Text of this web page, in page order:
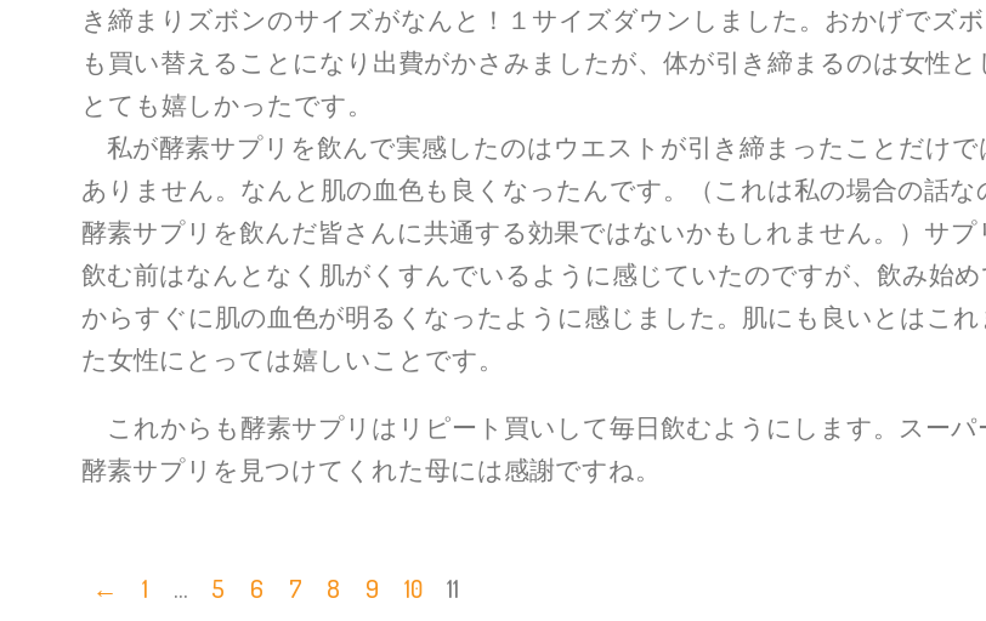
き締まりズボンのサイズがなんと！１サイズダウンしました。おかげでズ
も買い替えることになり出費がかさみましたが、体が引き締まるのは女性と
とても嬉しかったです。
私が酵素サプリを飲んで実感したのはウエストが引き締まったことだけで
ありません。なんと肌の血色も良くなったんです。（これは私の場合の話な
酵素サプリを飲んだ皆さんに共通する効果ではないかもしれません。）サプ
飲む前はなんとなく肌がくすんでいるように感じていたのですが、飲み始め
からすぐに肌の血色が明るくなったように感じました。肌にも良いとはこれ
た女性にとっては嬉しいことです。
これからも酵素サプリはリピート買いして毎日飲むようにします。スーパ
酵素サプリを見つけてくれた母には感謝ですね。
← 1 … 5 6 7 8 9 10 11